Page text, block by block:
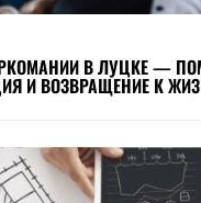
В ЛУЦКЕ —
И ВОЗВРАЩЕНИЕ К